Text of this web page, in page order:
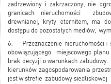
zadrzewiony i zakrzaczony, nie
granicach nieruchomości
drewnianej, kryty eternitem, ma
dostępu do pozostałych mediów,
6. Przeznaczenie nieruchomości i
obowiązującego miejscowego
brak decyzji o warunkach
kierunków zagospodarowania
jest w strefie zabudowy siedliskowej